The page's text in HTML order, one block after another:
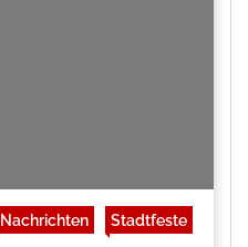
Nachrichten Stadtfeste